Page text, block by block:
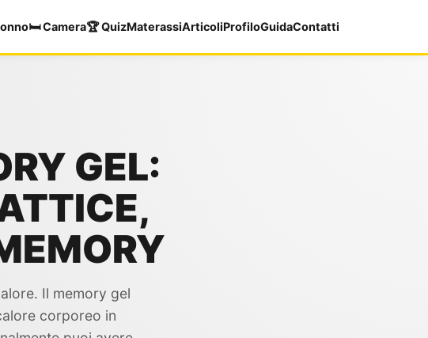
🛏️ Camera🏆 QuizMaterassiArticoliProfiloGuidaContatti
GEL:
Il memory gel
corporeo in